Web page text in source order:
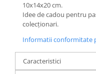
10x14x20 cm.
Idee de cadou pentru
colecționari.
Informatii conformitate
Caracteristici